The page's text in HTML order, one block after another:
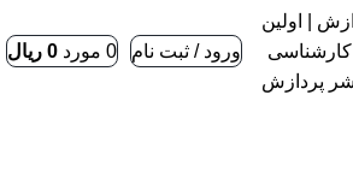
ورود / ثبت نام 0 مورد 0 ریال